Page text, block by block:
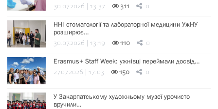
30.07.2026 | 13:37 311 0
ННІ стоматології та лабораторної медицини УжНУ
розширює…
30.07.2026 | 13:19 110 0
Erasmus+ Staff Week: ужнівці переймали досвід…
27.07.2026 | 17:03 150 0
У Закарпатському художньому музеї урочисто
вручили…